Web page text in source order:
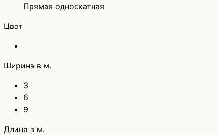
Прямая односкатная
Цвет
Ширина в м.
3
6
9
Длина в м.